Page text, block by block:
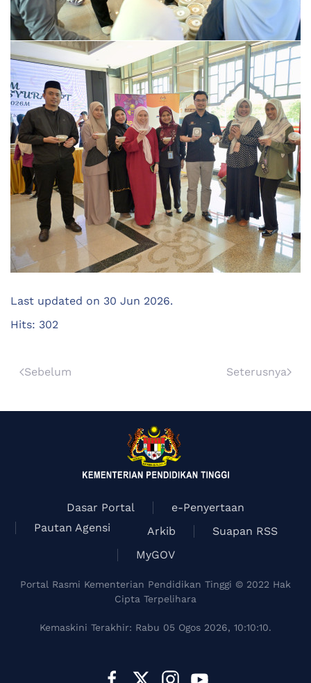
Last updated on 30 Jun 2026.
Hits: 302
Sebelum Seterusnya
Dasar Portal
e-Penyertaan
Pautan Agensi
Arkib
Suapan RSS
MyGOV
Portal Rasmi Kementerian Pendidikan Tinggi © 2022 Hak
Cipta Terpelihara
Kemaskini Terakhir: Rabu 05 Ogos 2026, 10:10:10.